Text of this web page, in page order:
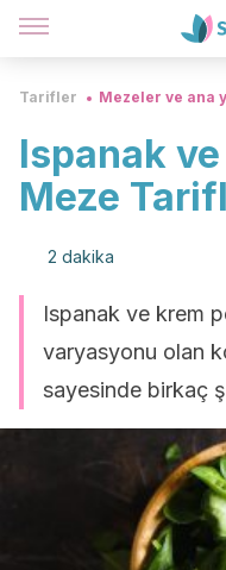
Tarifler Mezeler ve ana
Ispanak
Meze
2 dakika
Ispanak ve krem
varyasyonu olan
sayesinde birkaç